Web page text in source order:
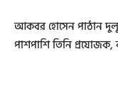
আকবর হোসেন পাঠান
পাশপাশি তিনি প্রযোজক,